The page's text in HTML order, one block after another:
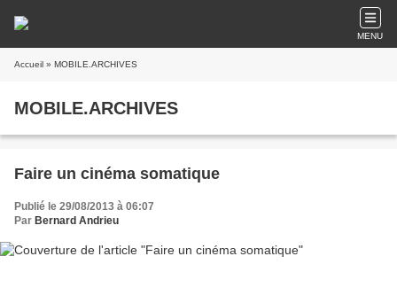
MENU
Accueil » MOBILE.ARCHIVES
MOBILE.ARCHIVES
Faire un cinéma somatique
Publié le 29/08/2013 à 06:07
Par Bernard Andrieu